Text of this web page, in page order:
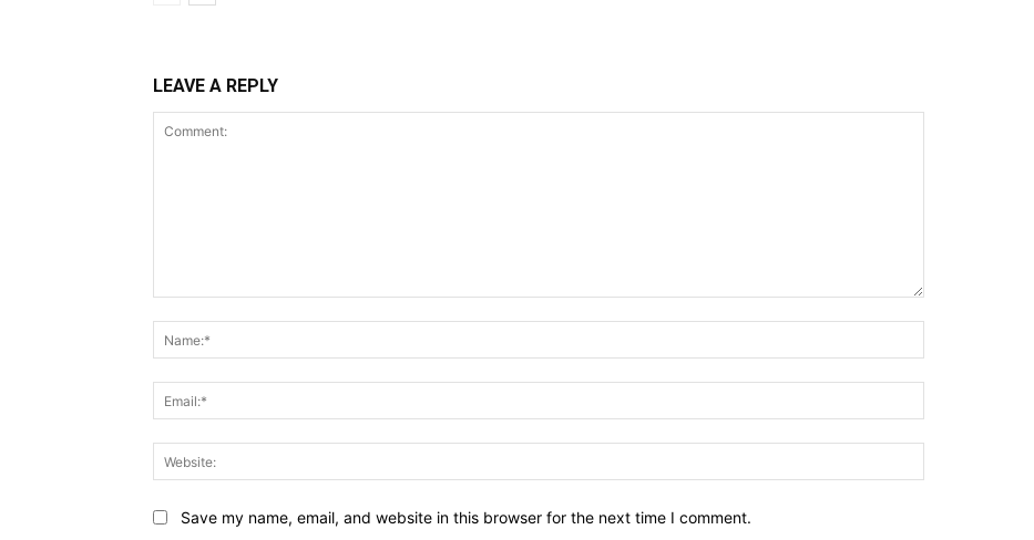
LEAVE A REPLY
Save my name, email, and website in this browser for the next time I comment.